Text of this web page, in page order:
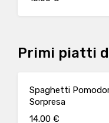
Primi piatti
Spaghetti
Sorpresa
14.00 €